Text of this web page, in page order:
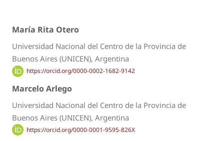
María Rita Otero
Universidad Nacional del Centro de la Provincia de
Buenos Aires (UNICEN), Argentina
https://orcid.org/0000-0002-1682-9142
Marcelo Arlego
Universidad Nacional del Centro de la Provincia de
Buenos Aires (UNICEN), Argentina
https://orcid.org/0000-0001-9595-826X